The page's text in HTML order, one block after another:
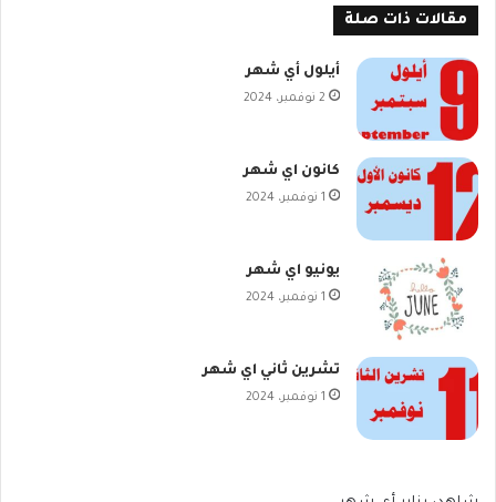
مقالات ذات صلة
أيلول أي شهر
2 نوفمبر، 2024
كانون اي شهر
1 نوفمبر، 2024
يونيو اي شهر
1 نوفمبر، 2024
تشرين ثاني اي شهر
1 نوفمبر، 2024